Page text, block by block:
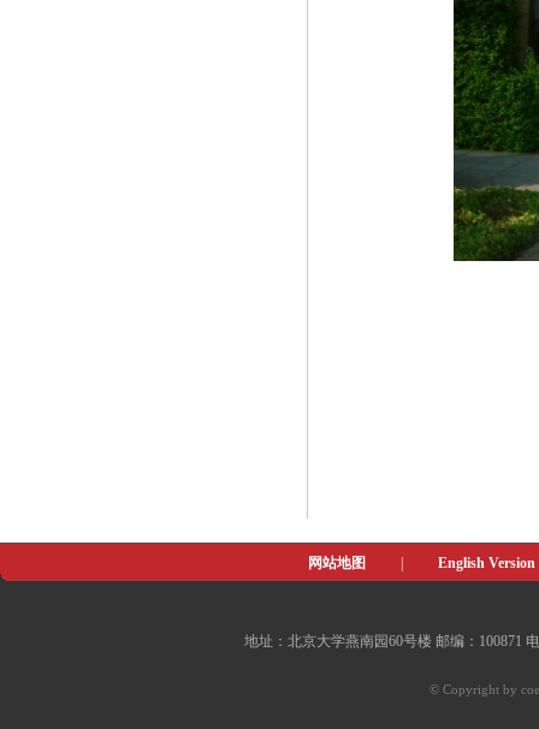
网站地图 | English Version
地址：北京大学燕南园60号楼 邮编：100871
© Copyright by